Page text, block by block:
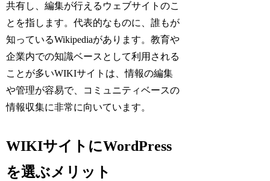
共有し、編集が行えるウェブサイトのこ
とを指します。代表的なものに、誰もが
知っているWikipediaがあります。教育や
企業内での知識ベースとして利用される
ことが多いWIKIサイトは、情報の編集
や管理が容易で、コミュニティベースの
情報収集に非常に向いています。
WIKIサイトにWordPress
を選ぶメリット